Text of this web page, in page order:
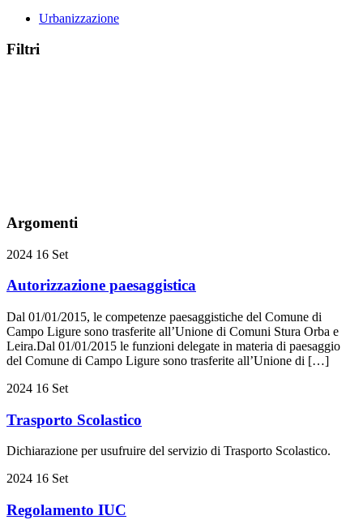
Urbanizzazione
Filtri
Argomenti
2024 16 Set
Autorizzazione paesaggistica
Dal 01/01/2015, le competenze paesaggistiche del Comune di
Campo Ligure sono trasferite all’Unione di Comuni Stura Orba e
Leira.Dal 01/01/2015 le funzioni delegate in materia di paesaggio
del Comune di Campo Ligure sono trasferite all’Unione di […]
2024 16 Set
Trasporto Scolastico
Dichiarazione per usufruire del servizio di Trasporto Scolastico.
2024 16 Set
Regolamento IUC